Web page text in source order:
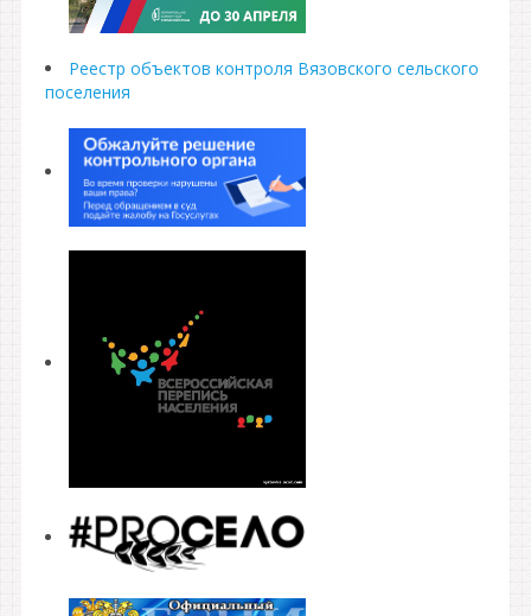
Реестр объектов контроля Вязовского сельского
поселения